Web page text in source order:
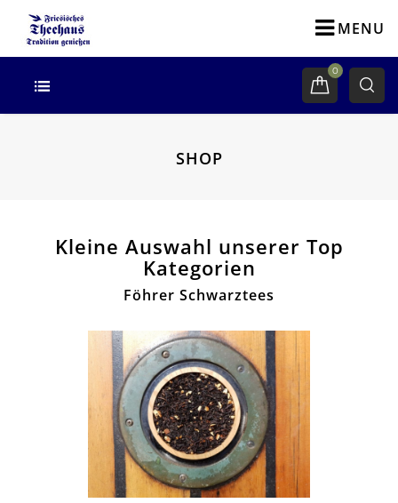
MENU
0
SHOP
Kleine Auswahl unserer Top
Kategorien
Föhrer Schwarztees